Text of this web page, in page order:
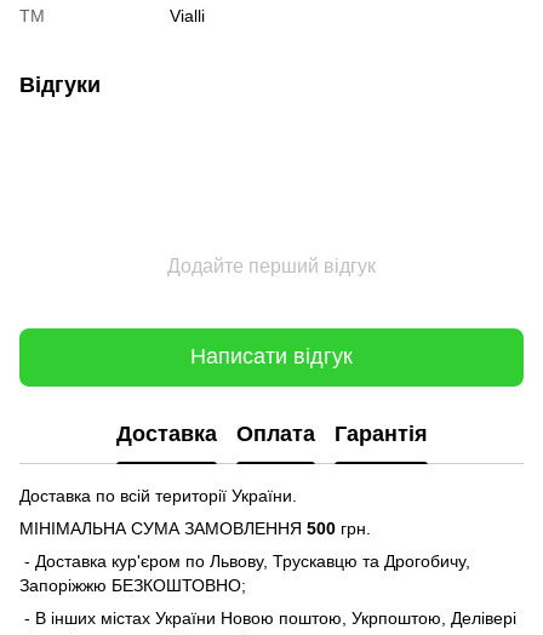
ТМ
Vialli
Відгуки
Додайте перший відгук
Написати відгук
Доставка Оплата Гарантія
Доставка по всій території України.
МІНІМАЛЬНА СУМА ЗАМОВЛЕННЯ 500 грн.
- Доставка кур'єром по Львову, Трускавцю та Дрогобичу,
Запоріжжю БЕЗКОШТОВНО;
- В інших містах України Новою поштою, Укрпоштою, Делівері